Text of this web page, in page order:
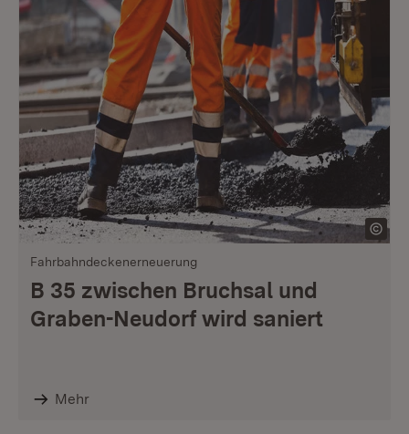
Fahrbahndeckenerneuerung
B 35 zwischen Bruchsal und
Graben-Neudorf wird saniert
Mehr